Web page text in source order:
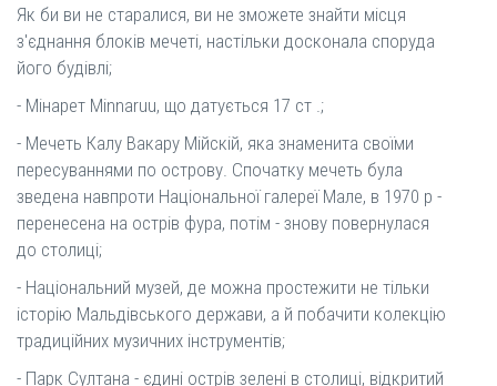
Як би ви не старалися, ви не зможете знайти місця
з'єднання блоків мечеті, настільки досконала споруда
його будівлі;
- Мінарет Minnaruu, що датується 17 ст .;
- Мечеть Калу Вакару Мійскій, яка знаменита своїми
пересуваннями по острову. Спочатку мечеть була
зведена навпроти Національної галереї Мале, в 1970 р -
перенесена на острів фура, потім - знову повернулася
до столиці;
- Національний музей, де можна простежити не тільки
історію Мальдівського держави, а й побачити колекцію
традиційних музичних інструментів;
- Парк Султана - єдині острів зелені в столиці, відкритий